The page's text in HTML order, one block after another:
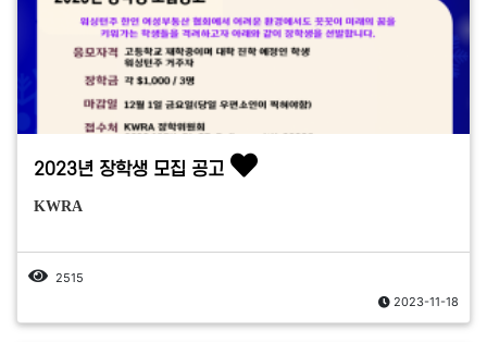
2023년 장학생 모집 공고
KWRA
2515
2023-11-18